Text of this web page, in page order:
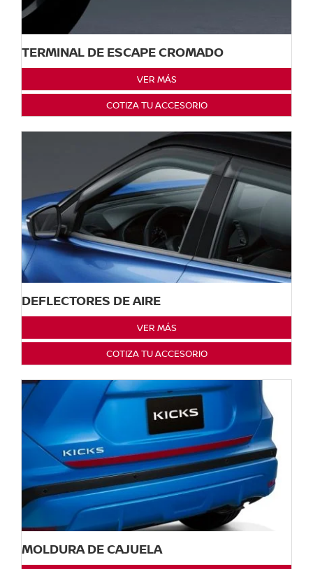
TERMINAL DE ESCAPE CROMADO
VER MÁS
COTIZA TU ACCESORIO
DEFLECTORES DE AIRE
VER MÁS
COTIZA TU ACCESORIO
MOLDURA DE CAJUELA